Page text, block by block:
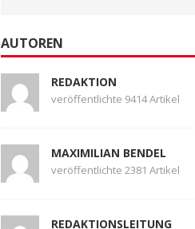
AUTOREN
REDAKTION
veröffentlichte 9414 Artikel
MAXIMILIAN BENDEL
veröffentlichte 2381 Artikel
REDAKTIONSLEITUNG